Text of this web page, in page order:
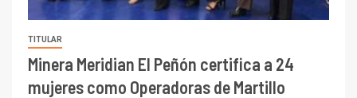
TITULAR
Minera Meridian El Peñón certifica a 24
mujeres como Operadoras de Martillo